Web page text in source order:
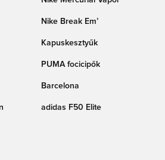
Nike Break Em’
Kapuskesztyűk
PUMA focicipők
Barcelona
adidas F50 Elite